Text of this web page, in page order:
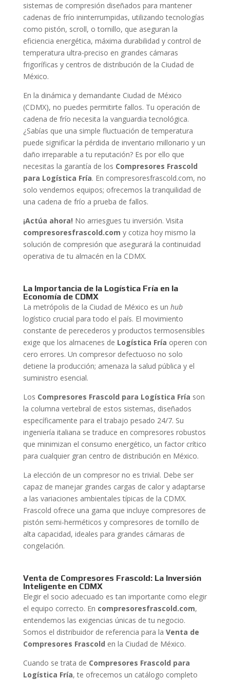
sistemas de compresión diseñados para mantener
cadenas de frío ininterrumpidas, utilizando tecnologías
como pistón, scroll, o tornillo, que aseguran la
eficiencia energética, máxima durabilidad y control de
temperatura ultra-preciso en grandes cámaras
frigoríficas y centros de distribución de la Ciudad de
México.
En la dinámica y demandante Ciudad de México
(CDMX), no puedes permitirte fallos. Tu operación de
cadena de frío necesita la vanguardia tecnológica.
¿Sabías que una simple fluctuación de temperatura
puede significar la pérdida de inventario millonario y un
daño irreparable a tu reputación? Es por ello que
necesitas la garantía de los Compresores Frascold
para Logística Fría. En compresoresfrascold.com, no
solo vendemos equipos; ofrecemos la tranquilidad de
una cadena de frío a prueba de fallos.
¡Actúa ahora! No arriesgues tu inversión. Visita
compresoresfrascold.com y cotiza hoy mismo la
solución de compresión que asegurará la continuidad
operativa de tu almacén en la CDMX.
La Importancia de la Logística Fría en la
Economía de CDMX
La metrópolis de la Ciudad de México es un hub
logístico crucial para todo el país. El movimiento
constante de perecederos y productos termosensibles
exige que los almacenes de Logística Fría operen con
cero errores. Un compresor defectuoso no solo
detiene la producción; amenaza la salud pública y el
suministro esencial.
Los Compresores Frascold para Logística Fría son
la columna vertebral de estos sistemas, diseñados
específicamente para el trabajo pesado 24/7. Su
ingeniería italiana se traduce en compresores robustos
que minimizan el consumo energético, un factor crítico
para cualquier gran centro de distribución en México.
La elección de un compresor no es trivial. Debe ser
capaz de manejar grandes cargas de calor y adaptarse
a las variaciones ambientales típicas de la CDMX.
Frascold ofrece una gama que incluye compresores de
pistón semi-herméticos y compresores de tornillo de
alta capacidad, ideales para grandes cámaras de
congelación.
Venta de Compresores Frascold: La Inversión
Inteligente en CDMX
Elegir el socio adecuado es tan importante como elegir
el equipo correcto. En compresoresfrascold.com,
entendemos las exigencias únicas de tu negocio.
Somos el distribuidor de referencia para la Venta de
Compresores Frascold en la Ciudad de México.
Cuando se trata de Compresores Frascold para
Logística Fría, te ofrecemos un catálogo completo